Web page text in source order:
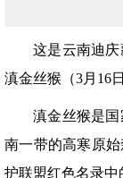
这是云南迪
滇金丝猴（3月16
滇金丝猴是
南一带的高寒原
护联盟红色名录中